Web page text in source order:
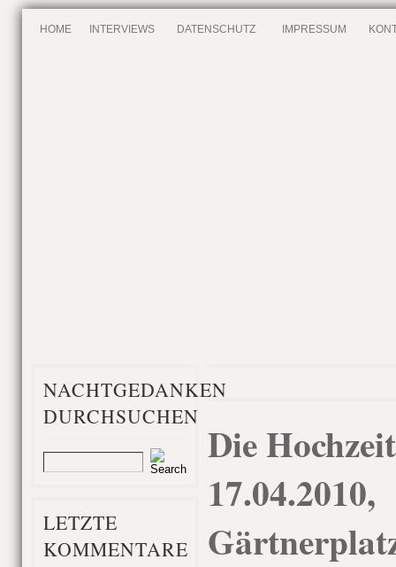
HOME INTERVIEWS DATENSCHUTZ IMPRESSUM
NACHTGEDANKEN
DURCHSUCHEN
LETZTE
KOMMENTARE
Die
17.04.2010,